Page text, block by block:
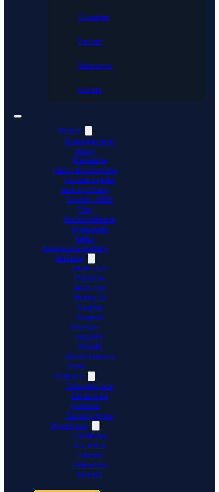
Co umíme
Partneři
Reference
Kontakt
Řešení
Propojujeme e-
shopy
Přenášíme
platby do účetnictví
Automatizujeme
data a procesy
Doplňky ABRA
Flexi
Mobilní skladník
Vytěžování
faktur
Integrace a doplňky
Aplikace
ABRA Flexi
POHODA
ABRA Gen
Money S3
Shoptet
Shoptet
Premium
Upgates
Shopify
WooCommerce
Ceník
Podpora
Znalostní báze
Zákaznická
podpora
Dativery Agent
Společnost
O Dativery
Co umíme
Partneři
Reference
Kontakt